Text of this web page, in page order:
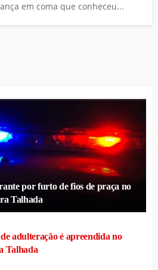
em coma que conheceu...
por furto de fios de praça no
Talhada
adulteração é apreendida no
Talhada